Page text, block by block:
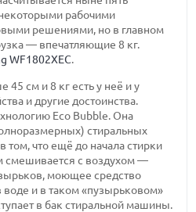
рабочими
решениями, но в главном
— впечатляющие 8 кг.
WF1802XEC.
см и 8 кг есть у неё и у
и другие достоинства.
Eco Bubble. Она
стиральных
том, что ещё до начала стирки
смешивается с воздухом —
моющее средство
воде и в таком «пузырьковом»
в бак стиральной машины.